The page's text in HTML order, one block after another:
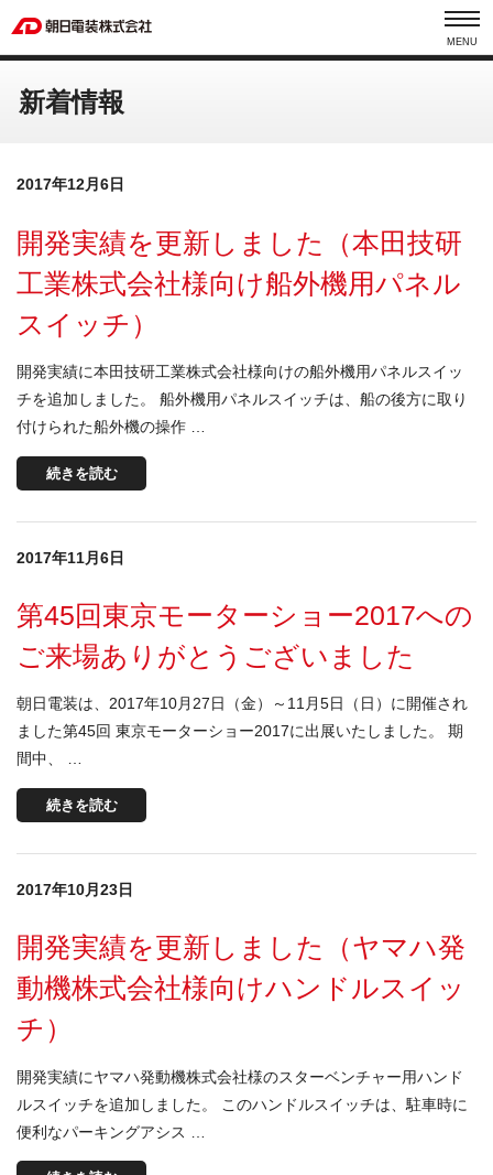
MENU
新着情報
2017年12月6日
開発実績を更新しました（本田技研
工業株式会社様向け船外機用パネル
スイッチ）
開発実績に本田技研工業株式会社様向けの船外機用パネルスイッ
チを追加しました。 船外機用パネルスイッチは、船の後方に取り
付けられた船外機の操作 …
続きを読む
2017年11月6日
第45回東京モーターショー2017への
ご来場ありがとうございました
朝日電装は、2017年10月27日（金）～11月5日（日）に開催され
ました第45回 東京モーターショー2017に出展いたしました。 期
間中、 …
続きを読む
2017年10月23日
開発実績を更新しました（ヤマハ発
動機株式会社様向けハンドルスイッ
チ）
開発実績にヤマハ発動機株式会社様のスターベンチャー用ハンド
ルスイッチを追加しました。 このハンドルスイッチは、駐車時に
便利なパーキングアシス …